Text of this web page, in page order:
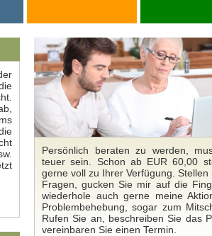
Persönlich beraten zu werden,
teuer sein. Schon ab EUR 60,00
gerne voll zu Ihrer Verfügung. Stellen
Fragen, gucken Sie mir auf die
wiederhole auch gerne meine
Problembehebung, sogar zum
Rufen Sie an, beschreiben Sie das
vereinbaren Sie einen Termin.